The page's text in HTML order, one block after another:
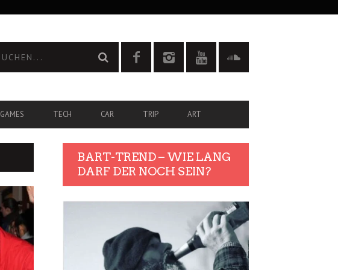
GAMES TECH CAR TRIP ART
BART-TREND – WIE LANG
DARF DER NOCH SEIN?